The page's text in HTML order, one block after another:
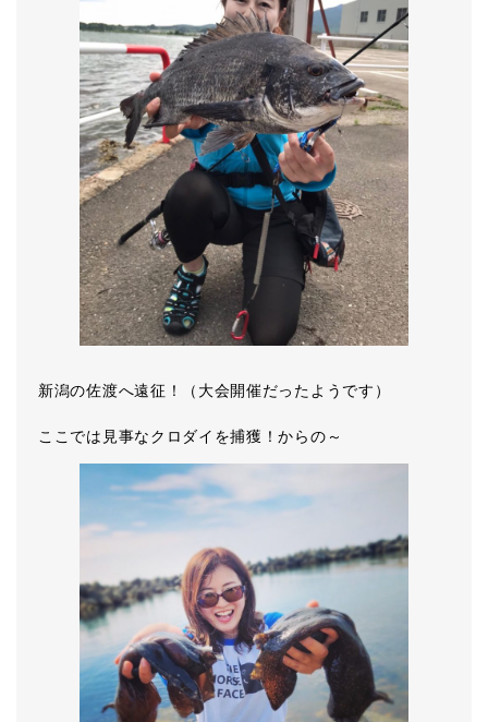
新潟の佐渡へ遠征！（大会開催だったようです）
ここでは見事なクロダイを捕獲！からの～